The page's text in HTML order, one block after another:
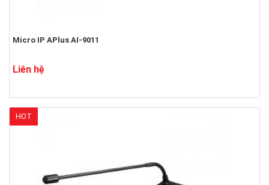
Micro IP APlus AI-9011
Liên hệ
HOT